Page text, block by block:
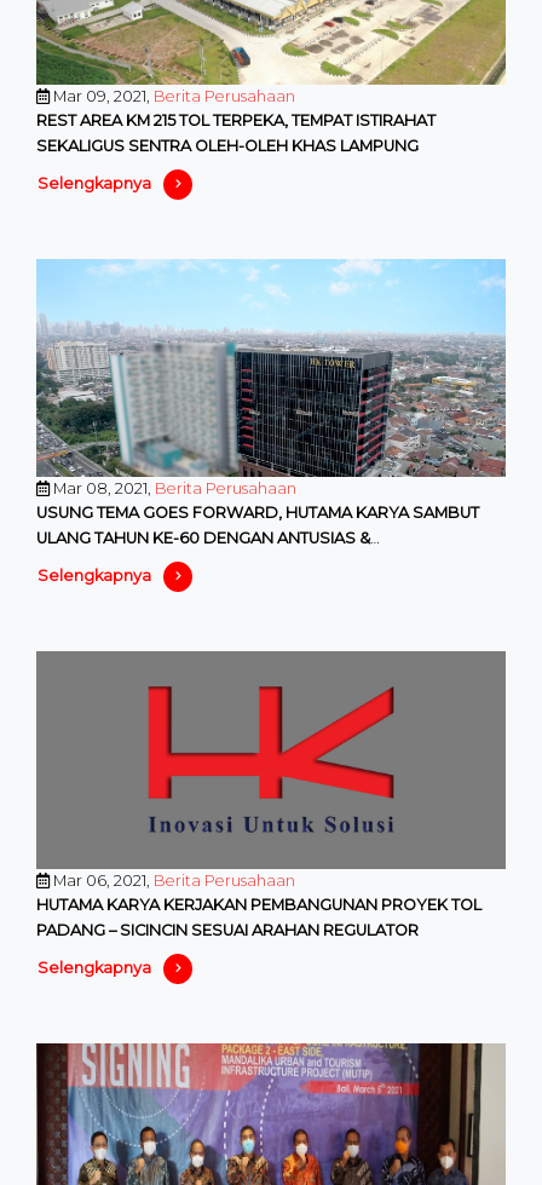
Mar 09, 2021, Berita Perusahaan
REST AREA KM 215 TOL TERPEKA, TEMPAT ISTIRAHAT
SEKALIGUS SENTRA OLEH-OLEH KHAS LAMPUNG
Selengkapnya
Mar 08, 2021, Berita Perusahaan
USUNG TEMA GOES FORWARD, HUTAMA KARYA SAMBUT
ULANG TAHUN KE-60 DENGAN ANTUSIAS &
KESEDERHANAAN
Selengkapnya
Mar 06, 2021, Berita Perusahaan
HUTAMA KARYA KERJAKAN PEMBANGUNAN PROYEK TOL
PADANG – SICINCIN SESUAI ARAHAN REGULATOR
Selengkapnya